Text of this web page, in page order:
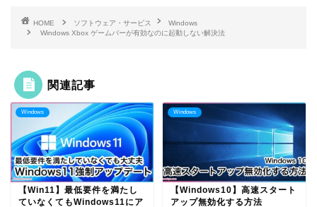
HOME ソフトウェア・サービス
Windows
Windows Xbox ゲームバーが有効なのに起動しない解決法
関連記事
Windows
【Win11】最低要件を満たし
ていなくてもWindows11にア
Windows
【Windows10】高速スタート
アップ無効化する方法